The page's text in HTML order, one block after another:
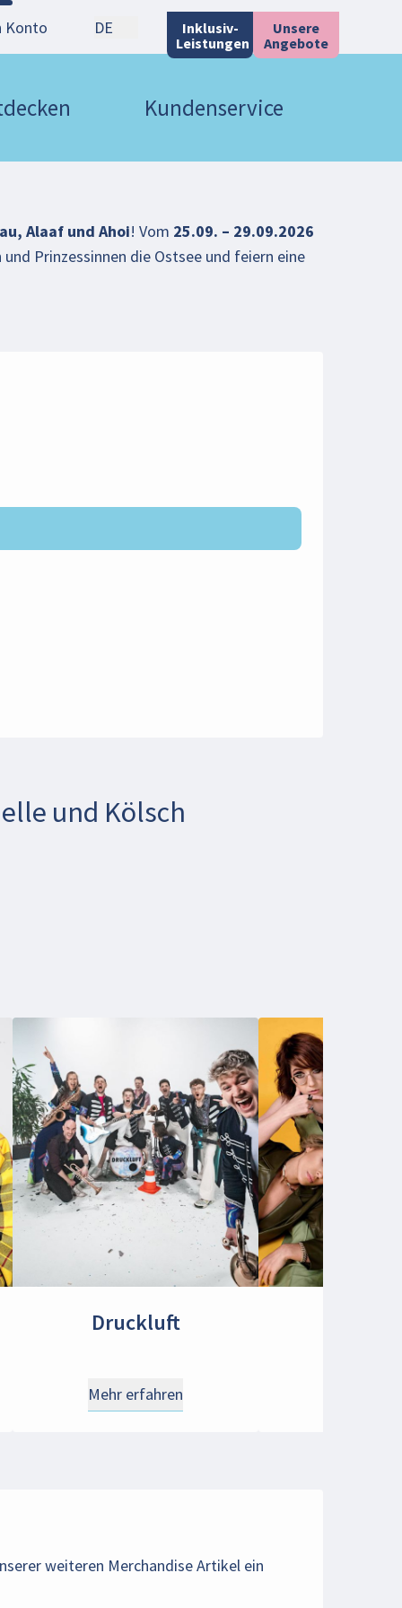
Konto DE
Inklusiv-
Leistungen
Unsere
Angebote
Kundenservice
Alaaf und Ahoi! Vom 25.09. – 29.09.2026
Prinzessinnen die Ostsee und feiern eine
und Kölsch
Druckluft
Mehr erfahren
weiteren Merchandise Artikel ein